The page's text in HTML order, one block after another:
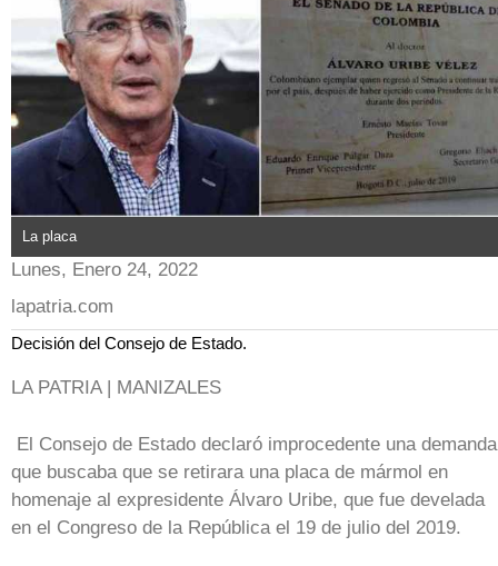
La placa
Lunes, Enero 24, 2022
lapatria.com
Decisión del Consejo de Estado.
LA PATRIA | MANIZALES
El Consejo de Estado declaró improcedente una demanda
que buscaba que se retirara una placa de mármol en
homenaje al expresidente Álvaro Uribe, que fue develada
en el Congreso de la República el 19 de julio del 2019.